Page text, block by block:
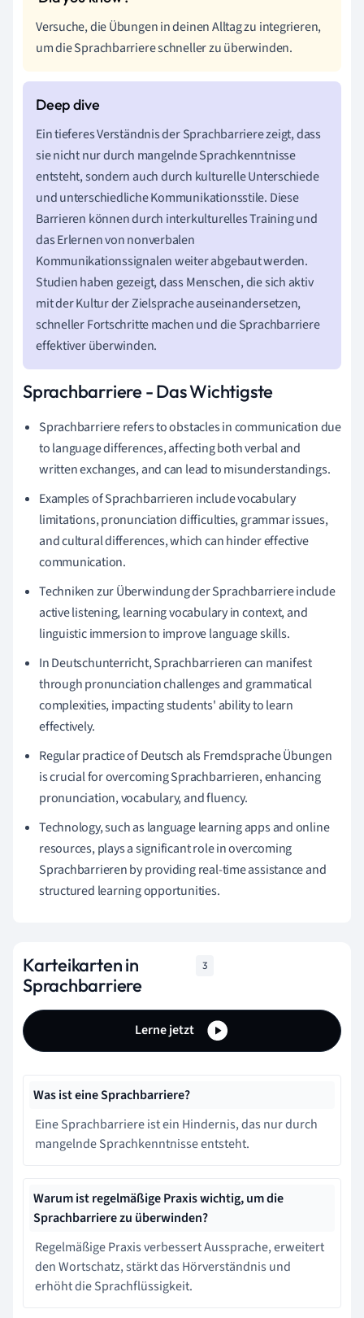
Versuche, die Übungen in deinen Alltag zu integrieren,
um die Sprachbarriere schneller zu überwinden.
Ein tieferes Verständnis der Sprachbarriere zeigt, dass
sie nicht nur durch mangelnde Sprachkenntnisse
entsteht, sondern auch durch kulturelle Unterschiede
und unterschiedliche Kommunikationsstile. Diese
Barrieren können durch interkulturelles Training und
das Erlernen von nonverbalen
Kommunikationssignalen weiter abgebaut werden.
Studien haben gezeigt, dass Menschen, die sich aktiv
mit der Kultur der Zielsprache auseinandersetzen,
schneller Fortschritte machen und die Sprachbarriere
effektiver überwinden.
Sprachbarriere - Das Wichtigste
Sprachbarriere refers to obstacles in communication due
to language differences, affecting both verbal and
written exchanges, and can lead to misunderstandings.
Examples of Sprachbarrieren include vocabulary
limitations, pronunciation difficulties, grammar issues,
and cultural differences, which can hinder effective
communication.
Techniken zur Überwindung der Sprachbarriere include
active listening, learning vocabulary in context, and
linguistic immersion to improve language skills.
In Deutschunterricht, Sprachbarrieren can manifest
through pronunciation challenges and grammatical
complexities, impacting students' ability to learn
effectively.
Regular practice of Deutsch als Fremdsprache Übungen
is crucial for overcoming Sprachbarrieren, enhancing
pronunciation, vocabulary, and fluency.
Technology, such as language learning apps and online
resources, plays a significant role in overcoming
Sprachbarrieren by providing real-time assistance and
structured learning opportunities.
Karteikarten in
Sprachbarriere
3
Lerne jetzt
Was ist eine Sprachbarriere?
Eine Sprachbarriere ist ein Hindernis, das nur durch
mangelnde Sprachkenntnisse entsteht.
Warum ist regelmäßige Praxis wichtig, um die
Sprachbarriere zu überwinden?
Regelmäßige Praxis verbessert Aussprache, erweitert
den Wortschatz, stärkt das Hörverständnis und
erhöht die Sprachflüssigkeit.